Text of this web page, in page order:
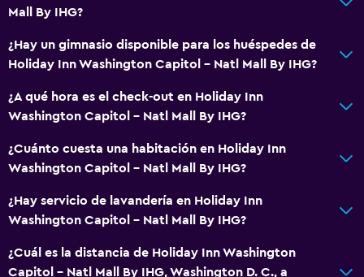
Mall By IHG?
¿Hay un gimnasio disponible para los huéspedes de
Holiday Inn Washington Capitol - Natl Mall By IHG?
¿A qué hora es el check-out en Holiday Inn
Washington Capitol - Natl Mall By IHG?
¿Cuánto cuesta una habitación en Holiday Inn
Washington Capitol - Natl Mall By IHG?
¿Hay servicio de lavandería en Holiday Inn
Washington Capitol - Natl Mall By IHG?
¿Cuál es la distancia de Holiday Inn Washington
Capitol - Natl Mall By IHG, Washington D. C., a